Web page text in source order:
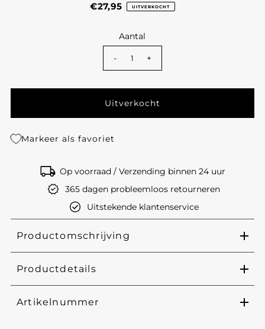
€27,95 UITVERKOCHT
Aantal
- +
Markeer als favoriet
Op voorraad / Verzending binnen 24 uur
365 dagen probleemloos retourneren
Uitstekende klantenservice
Productomschrijving
Productdetails
Artikelnummer